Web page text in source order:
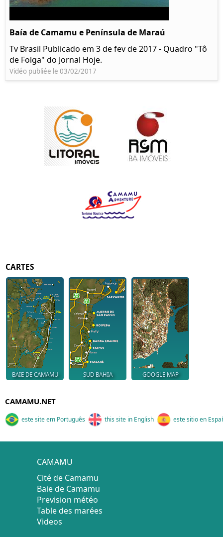
Baía de Camamu e Península de Maraú
Tv Brasil Publicado em 3 de fev de 2017 - Quadro "Tô
de Folga" do Jornal Hoje.
Vidéo publiée le 03/02/2017
CARTES
BAIE DE CAMAMU SUD BAHIA GOOGLE MAP
CAMAMU.NET
este site em Português this site in English este sitio en
CAMAMU
Cité de Camamu
Baie de Camamu
Prevision météo
Table des marées
Videos